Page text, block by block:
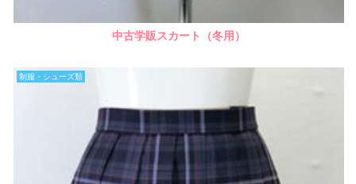
中古学販スカート（冬用）
制服・シューズ類